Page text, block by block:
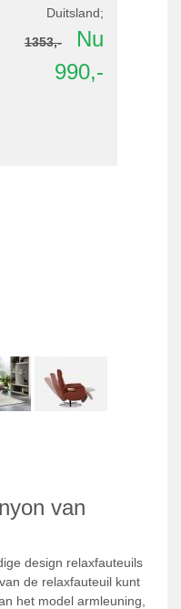
Duitsland;
1353,-
Nu
990,-
van
design relaxfauteuils
de relaxfauteuil kunt
het model armleuning,